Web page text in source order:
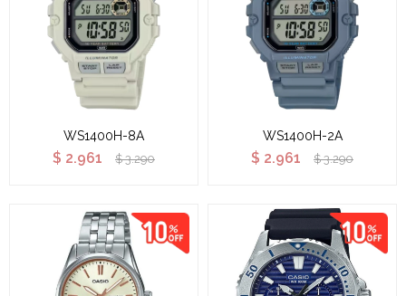
WS1400H-8A
$ 2.961 $ 3.290
WS1400H-2A
$ 2.961 $ 3.290